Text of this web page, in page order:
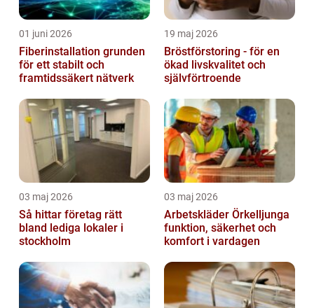
01 juni 2026
Fiberinstallation grunden
för ett stabilt och
framtidssäkert nätverk
19 maj 2026
Bröstförstoring - för en
ökad livskvalitet och
självförtroende
03 maj 2026
Så hittar företag rätt
bland lediga lokaler i
stockholm
03 maj 2026
Arbetskläder Örkelljunga
funktion, säkerhet och
komfort i vardagen